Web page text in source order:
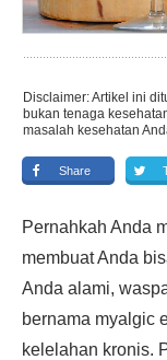
Disclaimer: Artikel ini
bukan tenaga
masalah kesehatan
Share
Pernahkah Anda
membuat Anda
Anda alami,
bernama myalgic
kelelahan kronis.